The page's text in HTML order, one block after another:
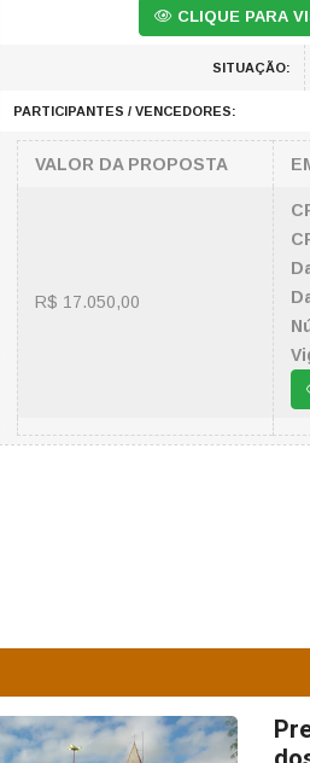
CLIQUE PARA
SITUAÇÃO:
PARTICIPANTES / VENCEDORES:
VALOR DA PROPOSTA
R$ 17.050,00